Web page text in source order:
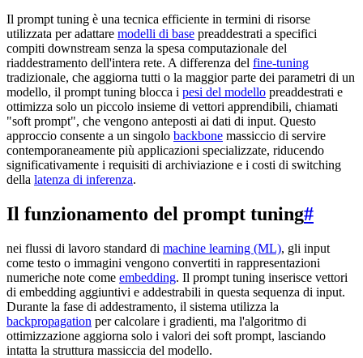
Il prompt tuning è una tecnica efficiente in termini di risorse
utilizzata per adattare modelli di base preaddestrati a specifici
compiti downstream senza la spesa computazionale del
riaddestramento dell'intera rete. A differenza del fine-tuning
tradizionale, che aggiorna tutti o la maggior parte dei parametri di un
modello, il prompt tuning blocca i pesi del modello preaddestrati e
ottimizza solo un piccolo insieme di vettori apprendibili, chiamati
"soft prompt", che vengono anteposti ai dati di input. Questo
approccio consente a un singolo backbone massiccio di servire
contemporaneamente più applicazioni specializzate, riducendo
significativamente i requisiti di archiviazione e i costi di switching
della latenza di inferenza.
Il funzionamento del prompt tuning#
nei flussi di lavoro standard di machine learning (ML), gli input
come testo o immagini vengono convertiti in rappresentazioni
numeriche note come embedding. Il prompt tuning inserisce vettori
di embedding aggiuntivi e addestrabili in questa sequenza di input.
Durante la fase di addestramento, il sistema utilizza la
backpropagation per calcolare i gradienti, ma l'algoritmo di
ottimizzazione aggiorna solo i valori dei soft prompt, lasciando
intatta la struttura massiccia del modello.